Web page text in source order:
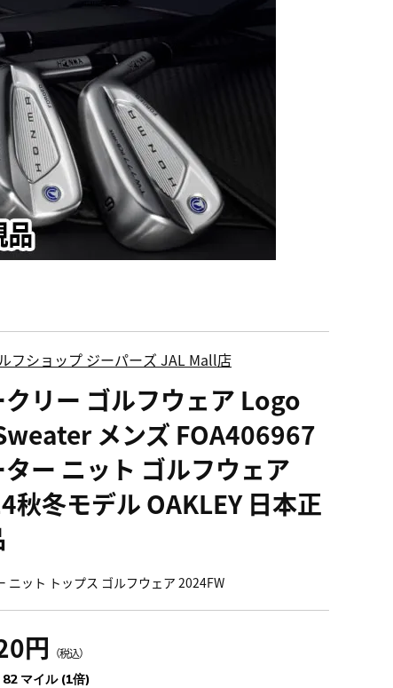
フショップ ジーパーズ JAL Mall店
クリー ゴルフウェア Logo
メンズ FOA406967
ー ニット ゴルフウェア
秋冬モデル OAKLEY 日本正
ニット トップス ゴルフウェア 2024FW
円 （税込）
マイル (1倍)